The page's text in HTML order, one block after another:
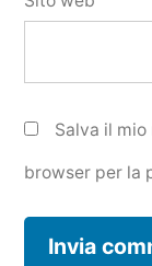
Salva il
browser per la